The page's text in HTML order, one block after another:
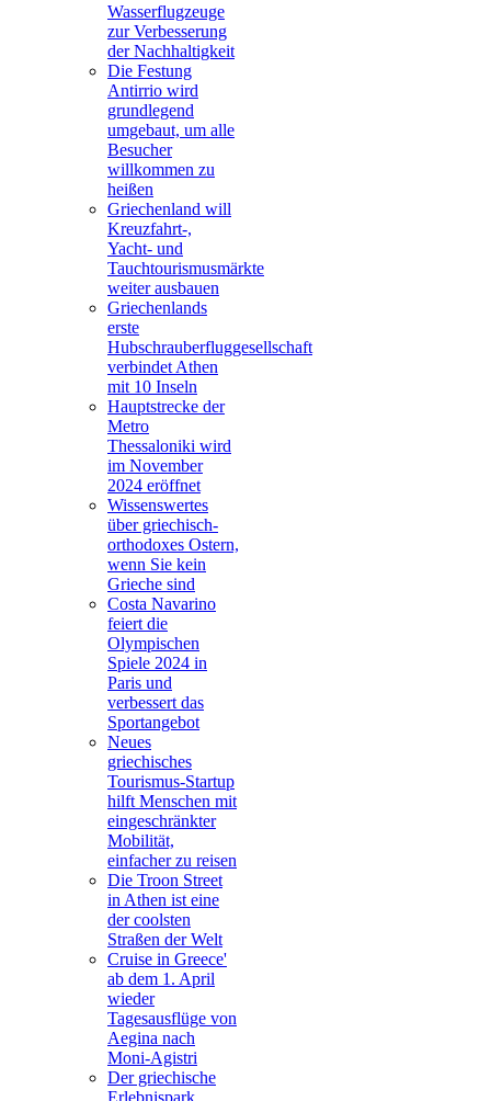
Wasserflugzeuge
zur Verbesserung
der Nachhaltigkeit
Die Festung
Antirrio wird
grundlegend
umgebaut, um alle
Besucher
willkommen zu
heißen
Griechenland will
Kreuzfahrt-,
Yacht- und
Tauchtourismusmärkte
weiter ausbauen
Griechenlands
erste
Hubschrauberfluggesellschaft
verbindet Athen
mit 10 Inseln
Hauptstrecke der
Metro
Thessaloniki wird
im November
2024 eröffnet
Wissenswertes
über griechisch-
orthodoxes Ostern,
wenn Sie kein
Grieche sind
Costa Navarino
feiert die
Olympischen
Spiele 2024 in
Paris und
verbessert das
Sportangebot
Neues
griechisches
Tourismus-Startup
hilft Menschen mit
eingeschränkter
Mobilität,
einfacher zu reisen
Die Troon Street
in Athen ist eine
der coolsten
Straßen der Welt
Cruise in Greece'
ab dem 1. April
wieder
Tagesausflüge von
Aegina nach
Moni-Agistri
Der griechische
Erlebnispark